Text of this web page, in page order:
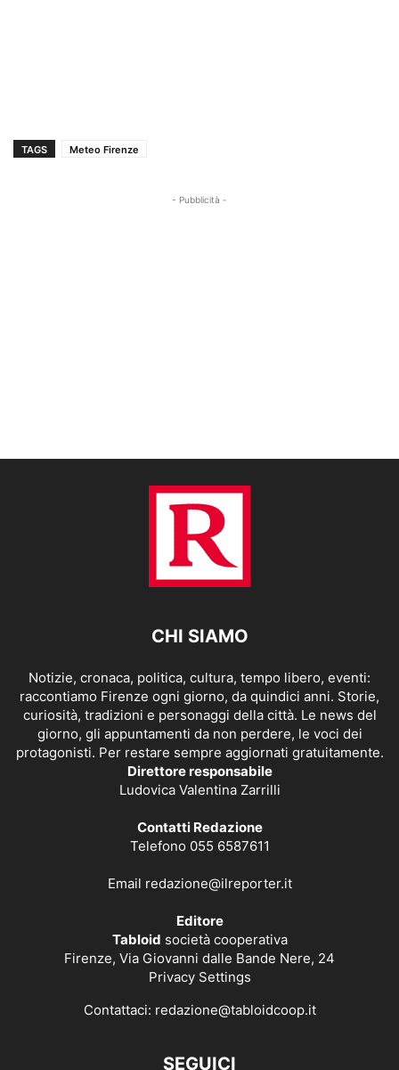
TAGS Meteo Firenze
- Pubblicità -
CHI SIAMO
Notizie, cronaca, politica, cultura, tempo libero, eventi:
raccontiamo Firenze ogni giorno, da quindici anni. Storie,
curiosità, tradizioni e personaggi della città. Le news del
giorno, gli appuntamenti da non perdere, le voci dei
protagonisti. Per restare sempre aggiornati gratuitamente.
Direttore responsabile
Ludovica Valentina Zarrilli
Contatti Redazione
Telefono 055 6587611
Email redazione@ilreporter.it
Editore
Tabloid società cooperativa
Firenze, Via Giovanni dalle Bande Nere, 24
Privacy Settings
Contattaci: redazione@tabloidcoop.it
SEGUICI